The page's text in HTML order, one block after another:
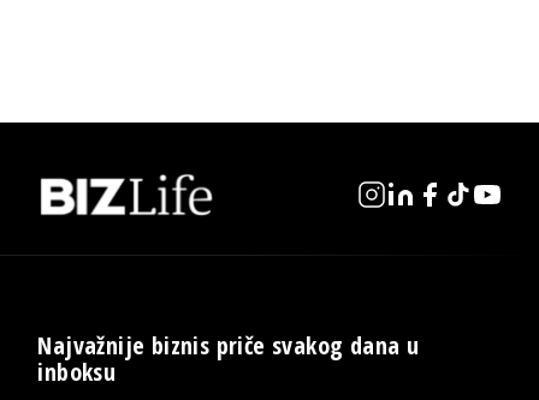
Najvažnije biznis priče svakog dana u
inboksu